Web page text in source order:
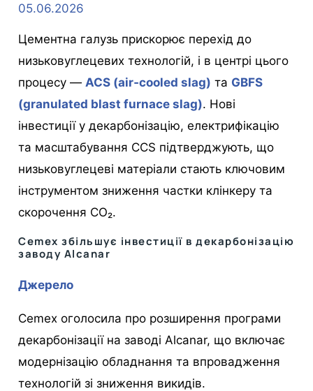
05.06.2026
Цементна галузь прискорює перехід до
низьковуглецевих технологій, і в центрі цього
процесу —ACS (air‑cooled slag) та GBFS
(granulated blast furnace slag). Нові
інвестиції у декарбонізацію, електрифікацію
та масштабування CCS підтверджують, що
низьковуглецеві матеріали стають ключовим
інструментом зниження частки клінкеру та
скорочення CO₂.
Cemex збільшує інвестиції в декарбонізацію
заводу Alcanar
Джерело
Cemex оголосила про розширення програми
декарбонізації на заводі Alcanar, що включає
модернізацію обладнання та впровадження
технологій зі зниження викидів.